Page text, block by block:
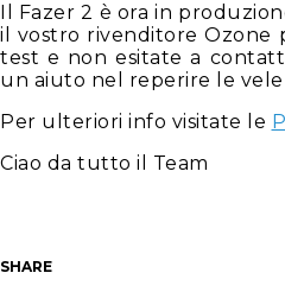
Il Fazer 2 è ora in
il vostro rivenditore Ozone
test e non esitate a
un aiuto nel reperire le vele
Per ulteriori info visitate le
Ciao da tutto il Team
SHARE